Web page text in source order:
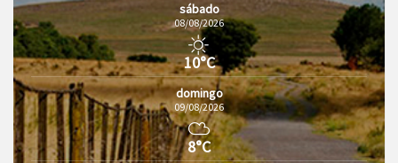
sábado
08/08/2026
10°C
domingo
09/08/2026
8°C